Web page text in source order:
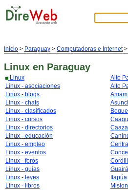
Inicio > Paraguay > Computadoras e Internet>
Linux en Paraguay
Linux
Linux - asociaciones
Linux - blogs
Linux - chats
Linux - clasificados
Linux - cursos
Linux - directorios
Linux - educación
Linux - empleo
Linux - eventos
Linux - foros
Linux - guías
Linux - leyes
Linux - libros
Alto
Alto
Central
Guairá
Itapúa